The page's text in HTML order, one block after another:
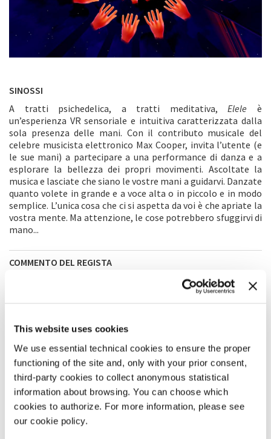
This website uses cookies
We use essential technical cookies to ensure the proper
functioning of the site and, only with your prior consent,
third-party cookies to collect anonymous statistical
information about browsing. You can choose which
cookies to authorize. For more information, please see
our cookie policy.
SINOSSI
A tratti psichedelica, a tratti meditativa,Elele è
un’esperienza VR sensoriale e intuitiva caratterizzata dalla
sola presenza delle mani. Con il contributo musicale del
celebre musicista elettronico Max Cooper, invita l’utente (e
le sue mani) a partecipare a una performance di danza e a
esplorare la bellezza dei propri movimenti. Ascoltate la
musica e lasciate che siano le vostre mani a guidarvi. Danzate
quanto volete in grande e a voce alta o in piccolo e in modo
semplice. L’unica cosa che ci si aspetta da voi è che apriate la
vostra mente. Ma attenzione, le cose potrebbero sfuggirvi di
mano...
COMMENTO DEL REGISTA
Non voglio anticipare troppo, ma era mia intenzione creare
un’esperienza VR divertente capace di incoraggiare l’utente a
la danza. Le persone creano opere d’arte con le proprie mani.
uno ‘strumento’ che tutti possediamo, credo cheElele
riaccenda la meraviglia infantile che scaturisce
dall’osservazione delle mani, riscoprendo come perfino i
movimenti più semplici e banali possano essere dotati di
bellezza. Come le antiche pitture rupestri,
Elele
esplorare un fascino millenario.